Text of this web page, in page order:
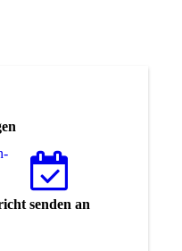
senden an